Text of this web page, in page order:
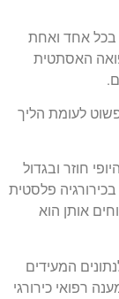
בכל אחד ואחת
האסתטית
לעומת הליך
חוזר ובגדול
פלסטית
אותן הוא
המעידים
רפואי כירורגי